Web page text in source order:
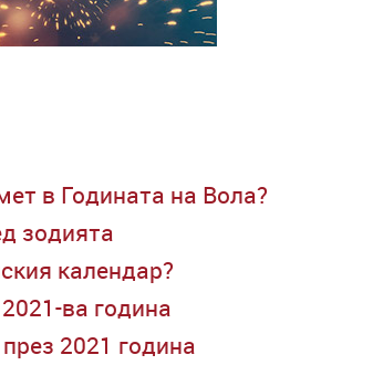
в Годината на Вола?
зодията
календар?
ва година
2021 година